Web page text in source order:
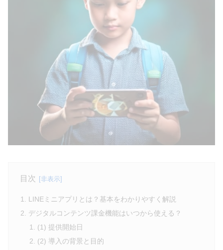
目次
LINEミニアプリとは？基本をわかりやすく解説
デジタルコンテンツ課金機能はいつから使える？
(1) 提供開始日
(2) 導入の背景と目的